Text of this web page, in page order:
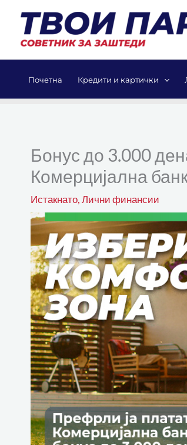
content
Почетна Кредити и картички
Бонус до 3.000
Комерцијална
Истакнато,Лични финансии